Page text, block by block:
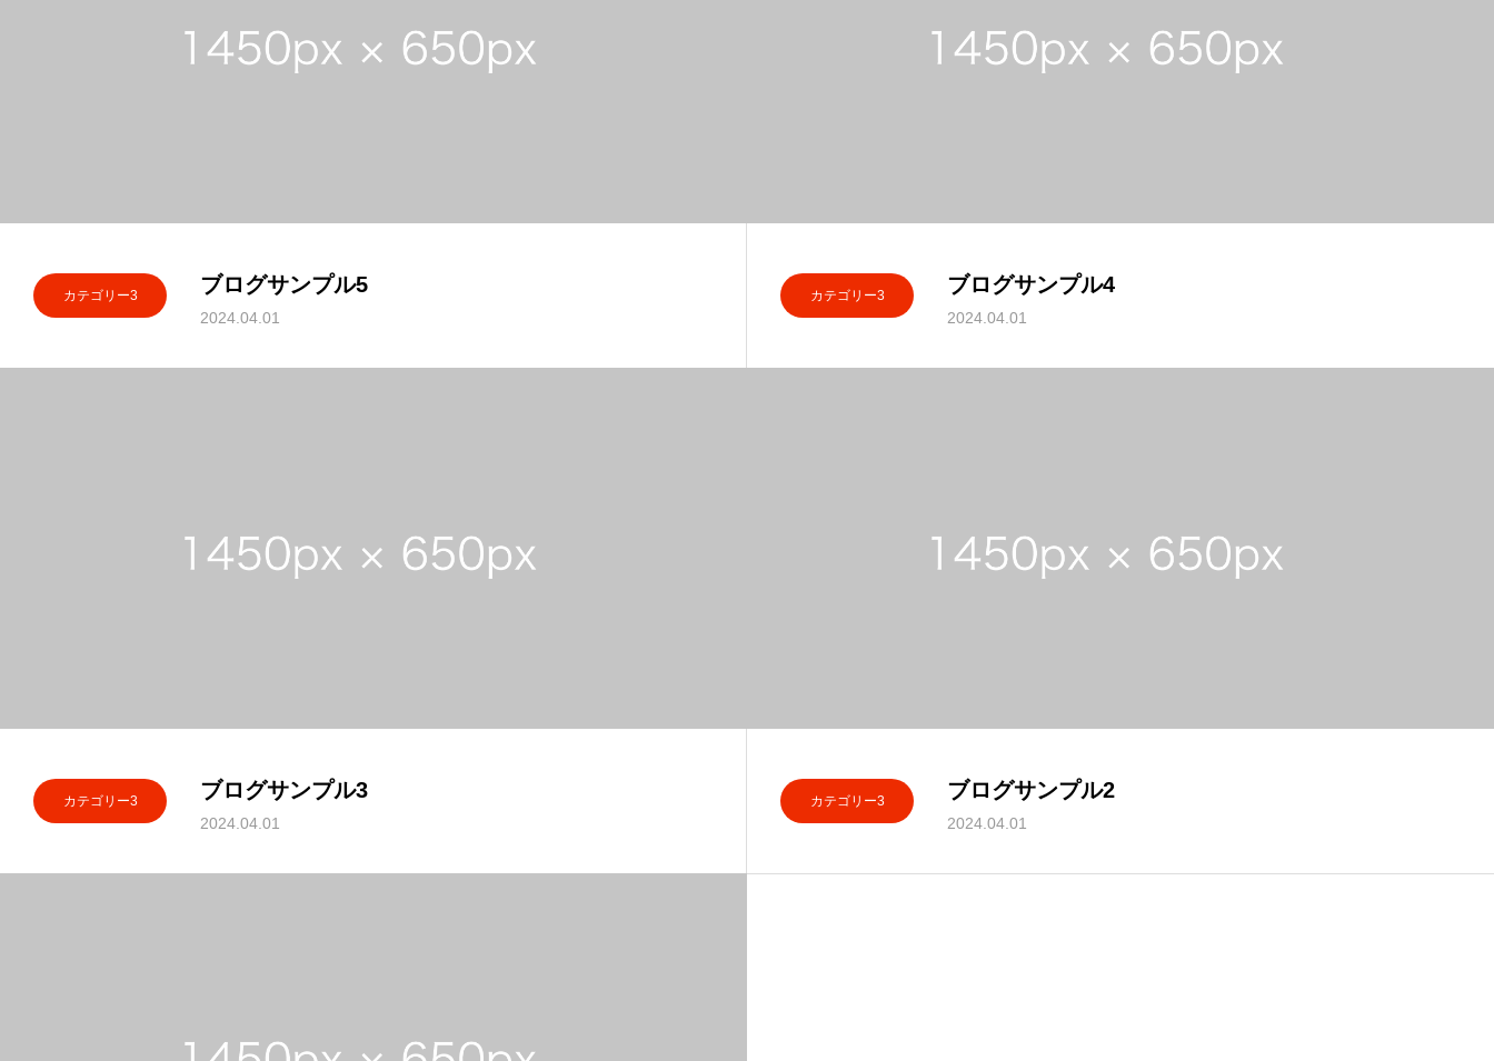
カテゴリー3 ブログサンプル5
2024.04.01
カテゴリー3 ブログサンプル4
2024.04.01
カテゴリー3 ブログサンプル3
2024.04.01
カテゴリー3 ブログサンプル2
2024.04.01